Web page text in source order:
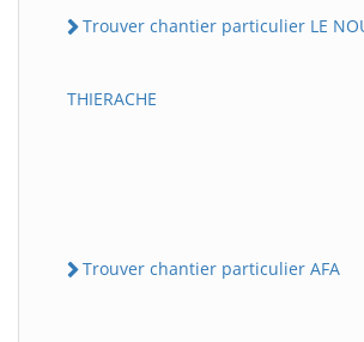
Trouver chantier particulier LE
THIERACHE
Trouver chantier particulier AFA